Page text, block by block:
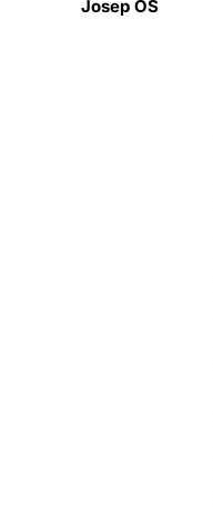
Josep OS